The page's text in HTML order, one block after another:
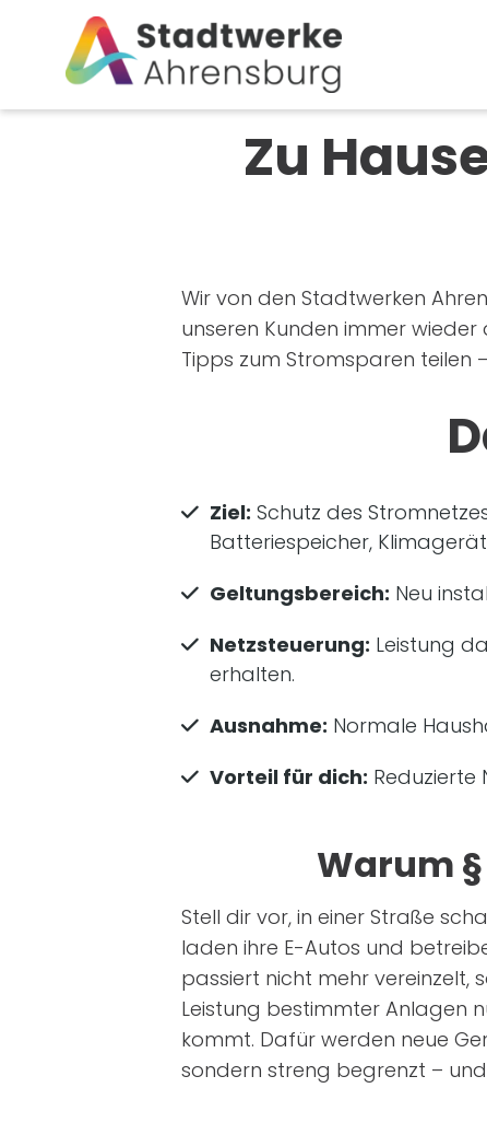
Zu
Wir von den Stadtwerken
unseren Kunden immer
Tipps zum Stromsparen
Ziel: Schutz des
Batteriespeicher,
Geltungsbereich: Neu
Netzsteuerung: Leistung
erhalten.
Ausnahme: Normale
Vorteil für dich: Reduzierte
Warum
Stell dir vor, in einer Straße
laden ihre E-Autos und
passiert nicht mehr vereinzelt,
Leistung bestimmter Anlagen
kommt. Dafür werden neue
sondern streng begrenzt –